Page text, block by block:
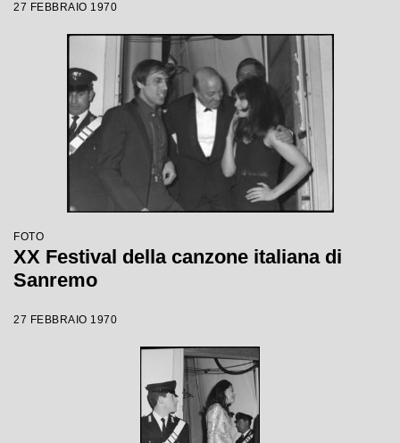
27 FEBBRAIO 1970
FOTO
XX Festival della canzone italiana di
Sanremo
27 FEBBRAIO 1970